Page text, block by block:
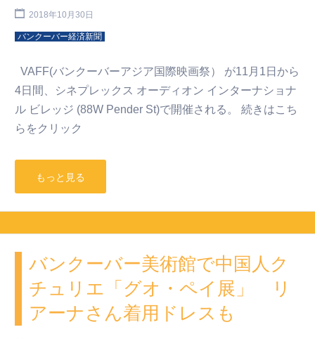
2018年10月30日
バンクーバー経済新聞
VAFF(バンクーバーアジア国際映画祭） が11月1日から
4日間、シネプレックス オーディオン インターナショナ
ル ビレッジ (88W Pender St)で開催される。 続きはこち
らをクリック
もっと見る
バンクーバー美術館で中国人ク
チュリエ「グオ・ペイ展」 リ
アーナさん着用ドレスも